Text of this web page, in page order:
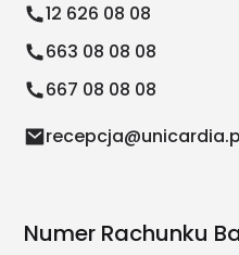
12 626 08 08
663 08 08 08
667 08 08 08
Numer Rachunku